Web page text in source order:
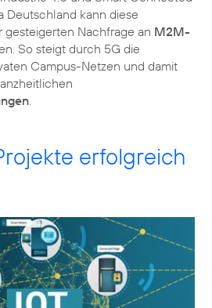
Deutschland kann diese
gesteigerten Nachfrage an M2M-
So steigt durch 5G die
Campus-Netzen und damit
.
erfolgreich